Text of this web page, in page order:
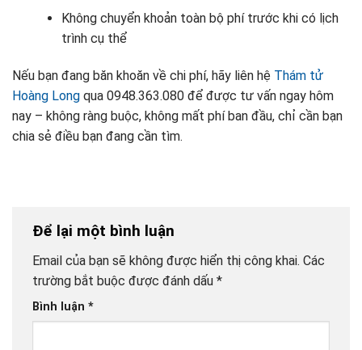
Không chuyển khoản toàn bộ phí trước khi có lịch
trình cụ thể
Nếu bạn đang băn khoăn về chi phí, hãy liên hệ Thám tử
Hoàng Long qua 0948.363.080 để được tư vấn ngay hôm
nay – không ràng buộc, không mất phí ban đầu, chỉ cần bạn
chia sẻ điều bạn đang cần tìm.
Để lại một bình luận
Email của bạn sẽ không được hiển thị công khai. Các
trường bắt buộc được đánh dấu *
Bình luận *